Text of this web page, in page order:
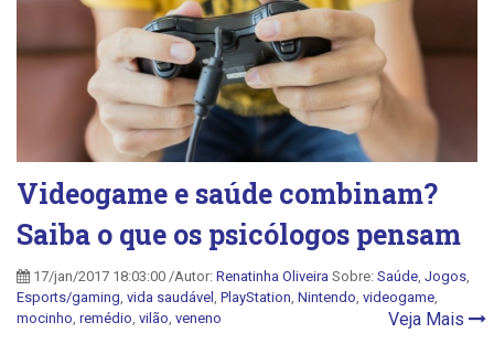
Videogame e saúde combinam?
Saiba o que os psicólogos pensam
17/jan/2017 18:03:00 /Autor: Renatinha Oliveira Sobre: Saúde Jogos
Esports/gaming vida saudável PlayStation Nintendo videogame
mocinho remédio vilão veneno Veja Mais